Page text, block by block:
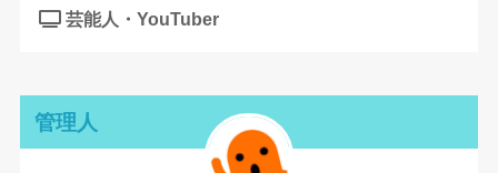
芸能人・YouTuber
管理人